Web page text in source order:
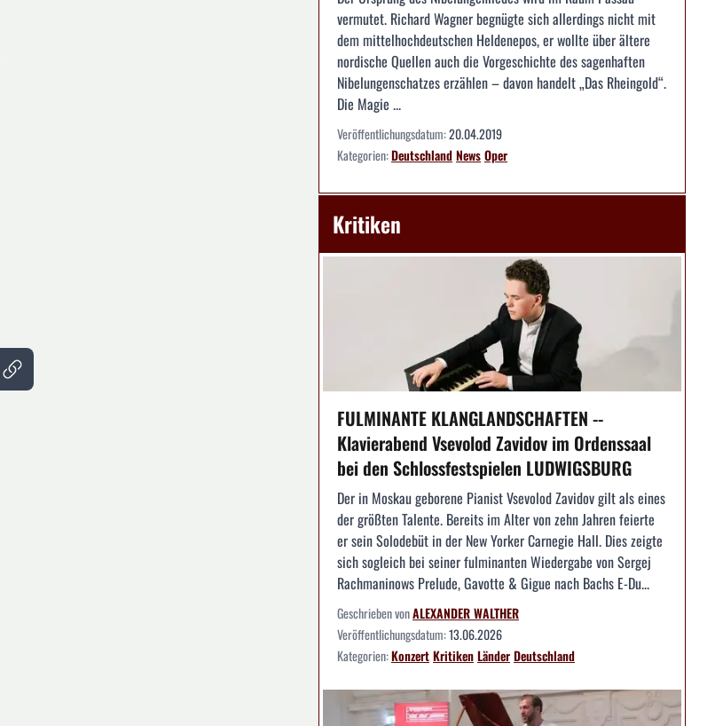
vermutet. Richard Wagner begnügte sich allerdings nicht mit
dem mittelhochdeutschen Heldenepos, er wollte über ältere
nordische Quellen auch die Vorgeschichte des sagenhaften
Nibelungenschatzes erzählen – davon handelt „Das Rheingold“.
Die Magie ...
Veröffentlichungsdatum:20.04.2019
Kategorien:DeutschlandNewsOper
Kritiken
FULMINANTE KLANGLANDSCHAFTEN --
Klavierabend Vsevolod Zavidov im Ordenssaal
bei den Schlossfestspielen LUDWIGSBURG
Der in Moskau geborene Pianist Vsevolod Zavidov gilt als eines
der größten Talente. Bereits im Alter von zehn Jahren feierte
er sein Solodebüt in der New Yorker Carnegie Hall. Dies zeigte
sich sogleich bei seiner fulminanten Wiedergabe von Sergej
Rachmaninows Prelude, Gavotte & Gigue nach Bachs E-Du...
Geschrieben vonALEXANDER WALTHER
Veröffentlichungsdatum:13.06.2026
Kategorien:KonzertKritikenLänderDeutschland